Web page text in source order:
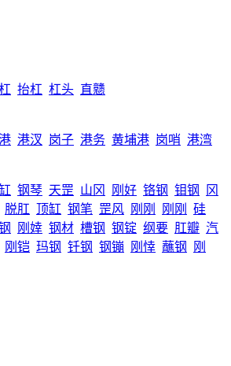
抬杠 杠头 直戆
港汊 岗子 港务 黄埔港 岗哨 港湾
钢琴 天罡 山冈 刚好 铬钢 钼钢
冈
脱肛 顶缸 钢笔 罡风 刚刚 刚刚
硅
刚婞 钢材 槽钢 钢锭 纲要 肛瓣 汽
刚铠 玛钢 钎钢 钢镚 刚悻 蘸钢
刚